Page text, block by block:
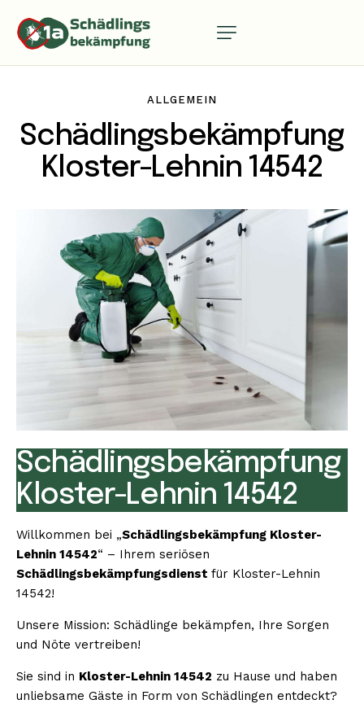
ALLGEMEIN
Schädlingsbekämpfung
Kloster-Lehnin 14542
Schädlingsbekämpfung
Kloster-Lehnin 14542
Willkommen bei „Schädlingsbekämpfung Kloster-
Lehnin 14542“ – Ihrem seriösen
Schädlingsbekämpfungsdienst für Kloster-Lehnin
14542!
Unsere Mission: Schädlinge bekämpfen, Ihre Sorgen
und Nöte vertreiben!
Sie sind in Kloster-Lehnin 14542 zu Hause und haben
unliebsame Gäste in Form von Schädlingen entdeckt?